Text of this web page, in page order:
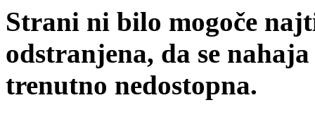
Strani ni bilo mogoče
odstranjena, da se
trenutno nedostopna.